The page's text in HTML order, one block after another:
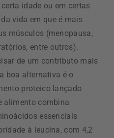
idade ou em certas
vida em que é mais
músculos (menopausa,
entre outros).
de um contributo mais
boa alternativa é o
proteico lançado
alimento combina
essenciais
à leucina, com 4,2